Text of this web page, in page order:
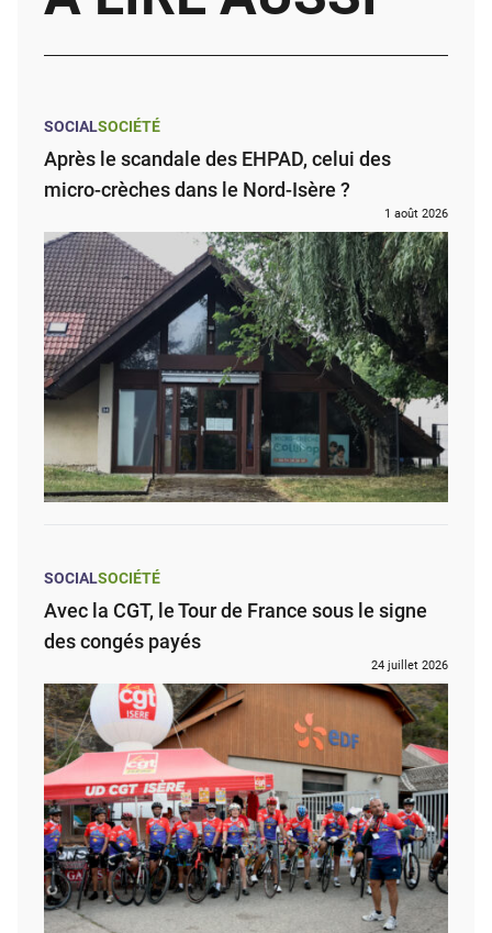
SOCIALSOCIÉTÉ
Après le scandale des EHPAD, celui des
micro-crèches dans le Nord-Isère ?
1 août 2026
SOCIALSOCIÉTÉ
Avec la CGT, le Tour de France sous le signe
des congés payés
24 juillet 2026